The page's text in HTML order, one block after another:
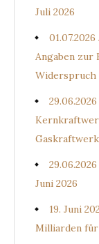
Juli 2026
Angaben zur
Widerspruch
Juni 2026
19. Juni
Milliarden